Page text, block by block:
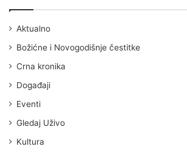
Aktualno
Božićne i Novogodišnje čestitke
Crna kronika
Događaji
Eventi
Gledaj Uživo
Kultura